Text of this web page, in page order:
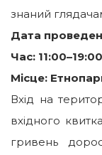
знаний
Дата
Час: 11:00–19:00
Місце:
Вхід на
вхідного
гривень